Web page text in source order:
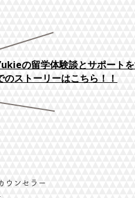
の留学体験談とサポート
のストーリーはこちら！！
ウンセラー